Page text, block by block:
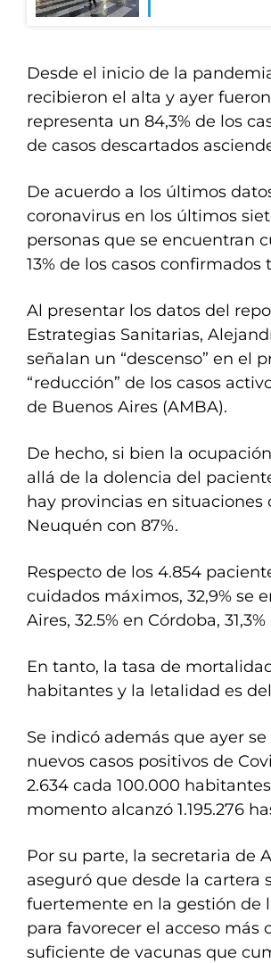
Desde el inicio de la
recibieron el alta y ayer
representa un 84,3% de los
de casos descartados
De acuerdo a los últimos
coronavirus en los últimos
personas que se encuentran
13% de los casos confirmados
Al presentar los datos del
Estrategias Sanitarias,
señalan un “descenso” en el
“reducción” de los casos
de Buenos Aires (AMBA).
De hecho, si bien la
allá de la dolencia del
hay provincias en situaciones
Neuquén con 87%.
Respecto de los 4.854
cuidados máximos, 32,9% se
Aires, 32.5% en Córdoba,
En tanto, la tasa de
habitantes y la letalidad es
Se indicó además que ayer
nuevos casos positivos de
2.634 cada 100.000
momento alcanzó 1.195.276
Por su parte, la secretaria de
aseguró que desde la cartera
fuertemente en la gestión de
para favorecer el acceso
suficiente de vacunas que